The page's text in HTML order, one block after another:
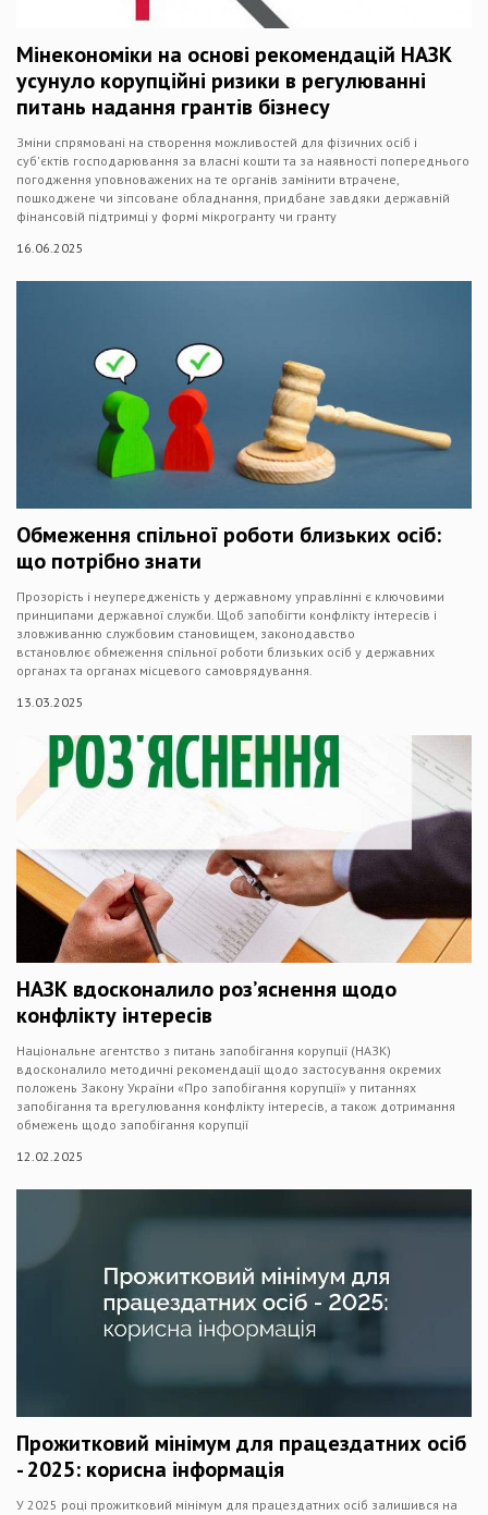
Мінекономіки на основі рекомендацій НАЗК
усунуло корупційні ризики в регулюванні
питань надання грантів бізнесу
Зміни спрямовані на створення можливостей для фізичних осіб і
суб'єктів господарювання за власні кошти та за наявності попереднього
погодження уповноважених на те органів замінити втрачене,
пошкоджене чи зіпсоване обладнання, придбане завдяки державній
фінансовій підтримці у формі мікрогранту чи гранту
16.06.2025
Обмеження спільної роботи близьких осіб:
що потрібно знати
Прозорість і неупередженість у державному управлінні є ключовими
принципами державної служби. Щоб запобігти конфлікту інтересів і
зловживанню службовим становищем, законодавство
встановлює обмеження спільної роботи близьких осіб у державних
органах та органах місцевого самоврядування.
13.03.2025
НАЗК вдосконалило роз’яснення щодо
конфлікту інтересів
Національне агентство з питань запобігання корупції (НАЗК)
вдосконалило методичні рекомендації щодо застосування окремих
положень Закону України «Про запобігання корупції» у питаннях
запобігання та врегулювання конфлікту інтересів, а також дотримання
обмежень щодо запобігання корупції
12.02.2025
Прожитковий мінімум для працездатних осіб
- 2025: корисна інформація
У 2025 році прожитковий мінімум для працездатних осіб залишився на